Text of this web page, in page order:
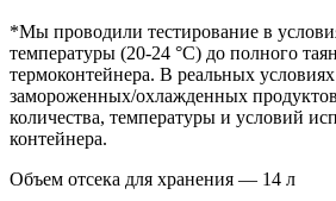
*Мы проводили тестирование в
температуры (20-24 °С) до полного
термоконтейнера. В реальных
замороженных/охлажденных
количества, температуры и условий
контейнера.
Объем отсека для хранения — 14 л